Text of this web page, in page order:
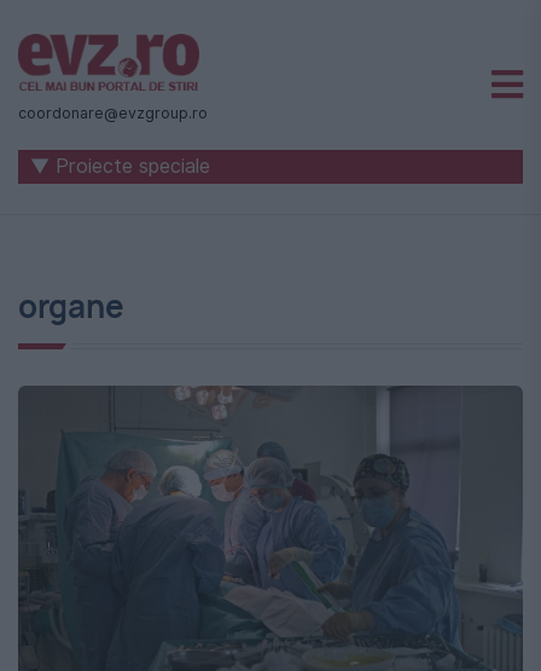
Știri
naționale
internaționale
-
Evenimentul
Zilei
coordonare@evzgroup.ro
▼ Proiecte speciale
organe